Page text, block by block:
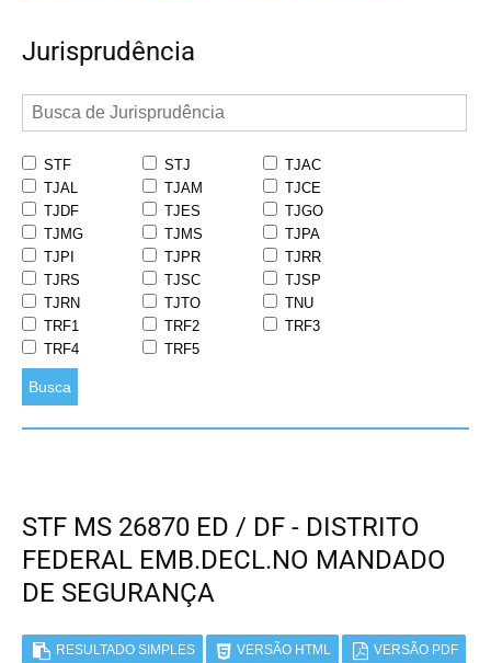
Jurisprudência
STF STJ
TJAC
TJAL
TJAM
TJCE
TJDF
TJES
TJGO
TJMG
TJMS
TJPA
TJPI
TJPR
TJRR
TJRS
TJSC
TJSP
TJRN
TJTO
TNU
TRF1
TRF2
TRF3
TRF4
TRF5
Busca
STF MS 26870 ED / DF - DISTRITO
FEDERAL EMB.DECL.NO MANDADO
DE SEGURANÇA
RESULTADO SIMPLES VERSÃO HTML VERSÃO PDF